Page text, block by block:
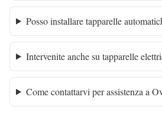
Posso installare tapparelle
Intervenite anche su tapparelle
Come contattarvi per assistenza a